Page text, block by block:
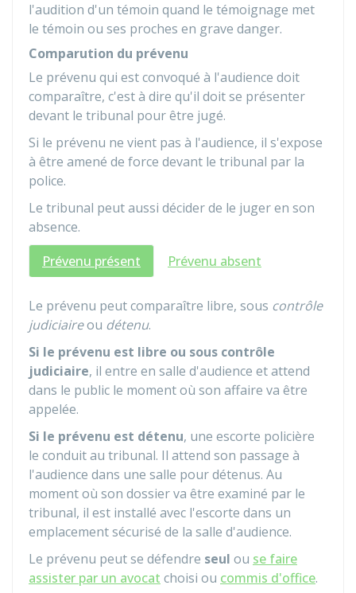
l'audition d'un témoin quand le témoignage met
le témoin ou ses proches en grave danger.
Comparution du prévenu
Le prévenu qui est convoqué à l'audience doit
comparaître, c'est à dire qu'il doit se présenter
devant le tribunal pour être jugé.
Si le prévenu ne vient pas à l'audience, il s'expose
à être amené de force devant le tribunal par la
police.
Le tribunal peut aussi décider de le juger en son
absence.
Prévenu présent
Prévenu absent
Le prévenu peut comparaître libre, sous contrôle
judiciaireou détenu.
Si le prévenu est libre ou sous contrôle
judiciaire, il entre en salle d'audience et attend
dans le public le moment où son affaire va être
appelée.
Si le prévenu est détenu, une escorte policière
le conduit au tribunal. Il attend son passage à
l'audience dans une salle pour détenus. Au
moment où son dossier va être examiné par le
tribunal, il est installé avec l'escorte dans un
emplacement sécurisé de la salle d'audience.
Le prévenu peut se défendre seul ou se faire
assister par un avocat choisi ou commis d'office.